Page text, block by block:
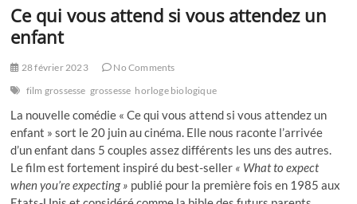
ans
?
Ce qui vous attend si vous attendez un
enfant
28 février 2023
No Comments
film grossesse grossesse horloge biologique
La nouvelle comédie « Ce qui vous attend si vous attendez un
enfant » sort le 20 juin au cinéma. Elle nous raconte l’arrivée
d’un enfant dans 5 couples assez différents les uns des autres.
Le film est fortement inspiré du best-seller « What to expect
when you’re expecting » publié pour la première fois en 1985 aux